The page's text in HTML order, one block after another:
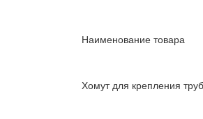
Наименование товара
Хомут для крепления